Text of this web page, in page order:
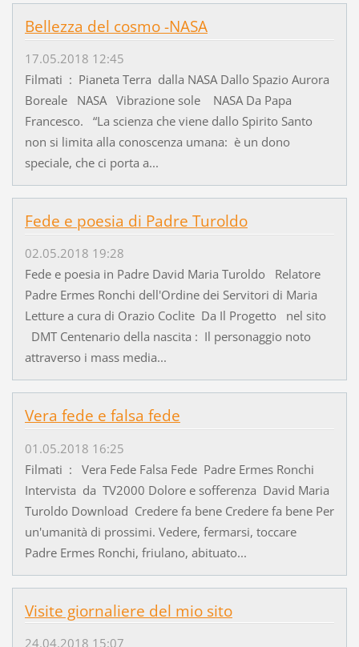
Bellezza del cosmo -NASA
17.05.2018 12:45
Filmati : Pianeta Terra dalla NASA Dallo Spazio Aurora
Boreale NASA Vibrazione sole NASA Da Papa
Francesco. “La scienza che viene dallo Spirito Santo
non si limita alla conoscenza umana: è un dono
speciale, che ci porta a...
Fede e poesia di Padre Turoldo
02.05.2018 19:28
Fede e poesia in Padre David Maria Turoldo Relatore
Padre Ermes Ronchi dell'Ordine dei Servitori di Maria
Letture a cura di Orazio Coclite Da Il Progetto nel sito
DMT Centenario della nascita : Il personaggio noto
attraverso i mass media...
Vera fede e falsa fede
01.05.2018 16:25
Filmati : Vera Fede Falsa Fede Padre Ermes Ronchi
Intervista da TV2000 Dolore e sofferenza David Maria
Turoldo Download Credere fa bene Credere fa bene Per
un'umanità di prossimi. Vedere, fermarsi, toccare
Padre Ermes Ronchi, friulano, abituato...
Visite giornaliere del mio sito
24.04.2018 15:07